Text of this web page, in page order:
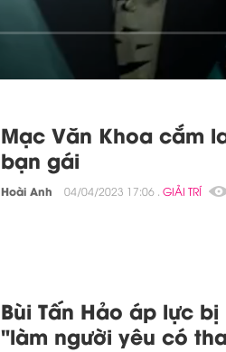
Hoài Anh 04/04/2023 17:07 . GIẢI TRÍ
Mạc Văn Khoa cắm
bạn gái
Hoài Anh 04/04/2023 17:06 . GIẢI TRÍ
Bùi Tấn Hảo áp lực
"làm người yêu có